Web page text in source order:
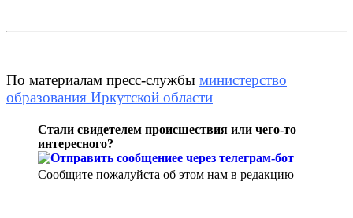
По материалам пресс-службы министерство
образования Иркутской области
Стали свидетелем происшествия или чего-то
интересного?
Сообщите пожалуйста об этом нам в редакцию